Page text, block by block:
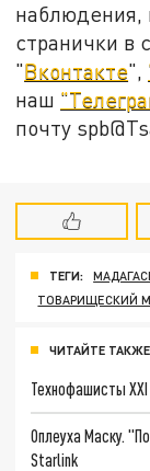
наблюдения,
странички в
"Вконтакте",
наш
почту
ТЕГИ:
ТОВАРИЩЕСКИЙ
ЧИТАЙТЕ
Технофашисты XXI
Оплеуха Маску.
Starlink